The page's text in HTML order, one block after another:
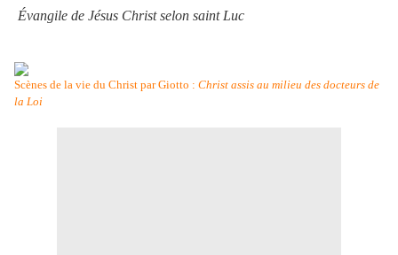
Évangile de Jésus Christ selon saint Luc
Scènes de la vie du Christ par Giotto : Christ assis au milieu des docteurs de
la Loi